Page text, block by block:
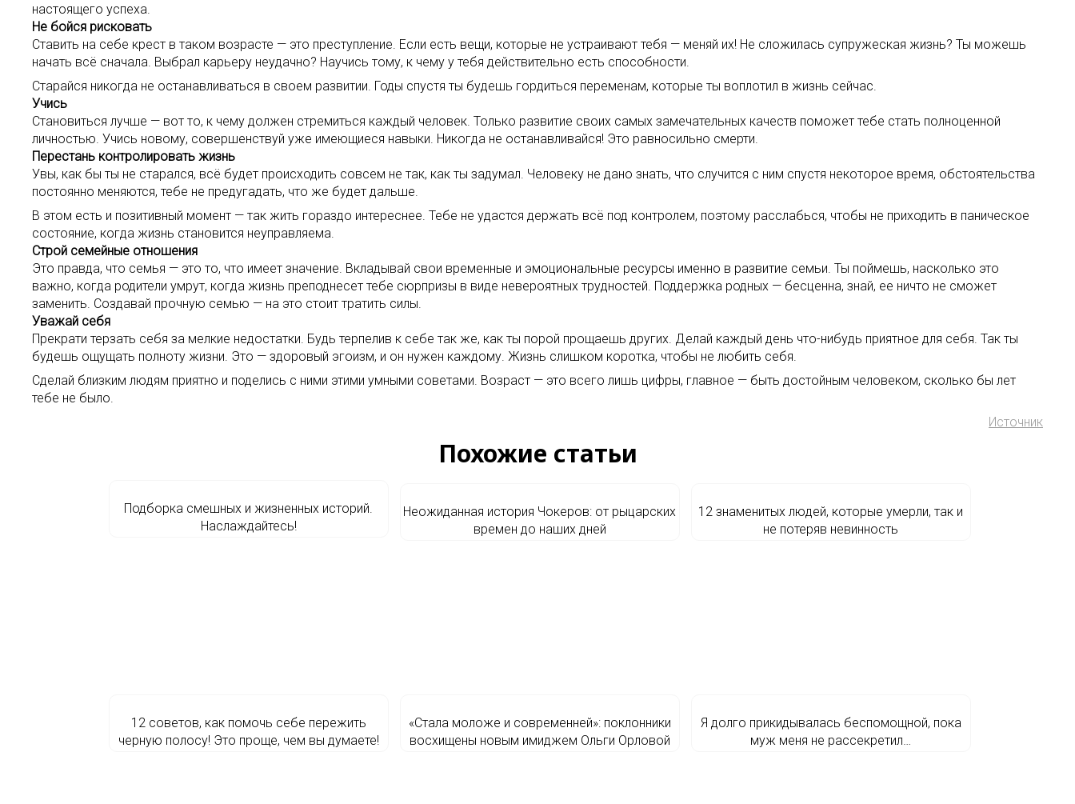
настоящего успеха.
Не бойся рисковать
Ставить на себе крест в таком возрасте — это преступление. Если есть вещи, которые не устраивают тебя — меняй их! Не сложилась супружеская жизнь? Ты можешь
начать всё сначала. Выбрал карьеру неудачно? Научись тому, к чему у тебя действительно есть способности.
Старайся никогда не останавливаться в своем развитии. Годы спустя ты будешь гордиться переменам, которые ты воплотил в жизнь сейчас.
Учись
Становиться лучше — вот то, к чему должен стремиться каждый человек. Только развитие своих самых замечательных качеств поможет тебе стать полноценной
личностью. Учись новому, совершенствуй уже имеющиеся навыки. Никогда не останавливайся! Это равносильно смерти.
Перестань контролировать жизнь
Увы, как бы ты не старался, всё будет происходить совсем не так, как ты задумал. Человеку не дано знать, что случится с ним спустя некоторое время, обстоятельства
постоянно меняются, тебе не предугадать, что же будет дальше.
В этом есть и позитивный момент — так жить гораздо интереснее. Тебе не удастся держать всё под контролем, поэтому расслабься, чтобы не приходить в паническое
состояние, когда жизнь становится неуправляема.
Строй семейные отношения
Это правда, что семья — это то, что имеет значение. Вкладывай свои временные и эмоциональные ресурсы именно в развитие семьи. Ты поймешь, насколько это
важно, когда родители умрут, когда жизнь преподнесет тебе сюрпризы в виде невероятных трудностей. Поддержка родных — бесценна, знай, ее ничто не сможет
заменить. Создавай прочную семью — на это стоит тратить силы.
Уважай себя
Прекрати терзать себя за мелкие недостатки. Будь терпелив к себе так же, как ты порой прощаешь других. Делай каждый день что-нибудь приятное для себя. Так ты
будешь ощущать полноту жизни. Это — здоровый эгоизм, и он нужен каждому. Жизнь слишком коротка, чтобы не любить себя.
Сделай близким людям приятно и поделись с ними этими умными советами. Возраст — это всего лишь цифры, главное — быть достойным человеком, сколько бы лет
тебе не было.
Источник
Похожие статьи
Подборка смешных и жизненных историй.
Наслаждайтесь!
Неожиданная история Чокеров: от рыцарских
времен до наших дней
12 знаменитых людей, которые умерли, так и
не потеряв невинность
12 советов, как помочь себе пережить
черную полосу! Это проще, чем вы думаете!
«Стала моложе и современней»: поклонники
восхищены новым имиджем Ольги Орловой
Я долго прикидывалась беспомощной, пока
муж меня не рассекретил…